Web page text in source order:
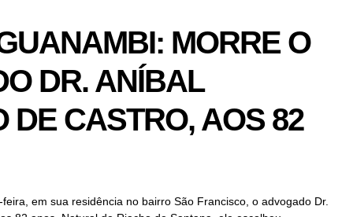
MORRE O
DR. ANÍBAL
DE CASTRO, AOS 82
em sua residência no bairro São Francisco, o advogado Dr.